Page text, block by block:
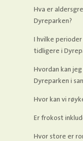
Hva er
Dyreparken?
I hvilke
tidligere i
Hvordan kan
Dyreparken i
Hvor kan vi
Er frokost
Hvor store er